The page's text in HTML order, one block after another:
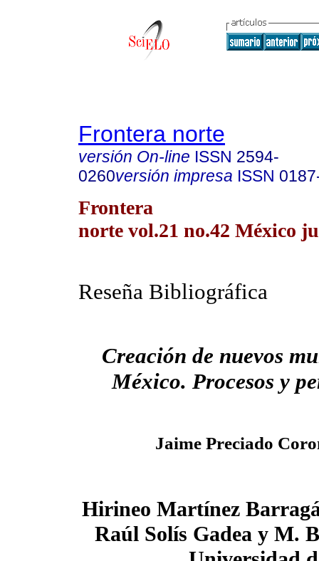
Frontera norte
versión On-line ISSN 2594-
0260versión impresa ISSN
Frontera
norte vol.21 no.42 México
Reseña Bibliográfica
Creación de nuevos
México. Procesos y
Jaime Preciado
Hirineo Martínez
Raúl Solís Gadea y M.